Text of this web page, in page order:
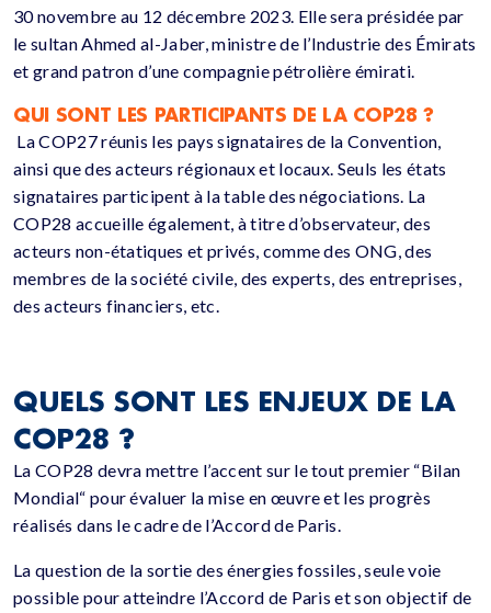
30 novembre au 12 décembre 2023. Elle sera présidée par
le sultan Ahmed al-Jaber, ministre de l’Industrie des Émirats
et grand patron d’une compagnie pétrolière émirati.
QUI SONT LES PARTICIPANTS DE LA COP28 ?
La COP27 réunis les pays signataires de la Convention,
ainsi que des acteurs régionaux et locaux. Seuls les états
signataires participent à la table des négociations. La
COP28 accueille également, à titre d’observateur, des
acteurs non-étatiques et privés, comme des ONG, des
membres de la société civile, des experts, des entreprises,
des acteurs financiers, etc.
QUELS SONT LES ENJEUX DE LA
COP28 ?
La COP28 devra mettre l’accent sur le tout premier “Bilan
Mondial“ pour évaluer la mise en œuvre et les progrès
réalisés dans le cadre de l’Accord de Paris.
La question de la sortie des énergies fossiles, seule voie
possible pour atteindre l’Accord de Paris et son objectif de